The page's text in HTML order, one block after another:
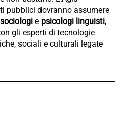
pubblici dovranno assumere
sociologi e psicologi linguisti,
gli esperti di tecnologie
sociali e culturali legate